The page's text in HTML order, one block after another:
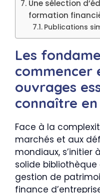
Une sélection
formation
Publications
Les
commencer
ouvrages
connaître en
Face à la
marchés et aux
mondiaux,
solide bibliothèque
gestion de
finance